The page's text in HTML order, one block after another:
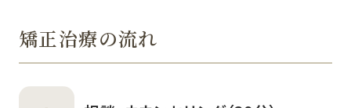
矯正治療の流れ